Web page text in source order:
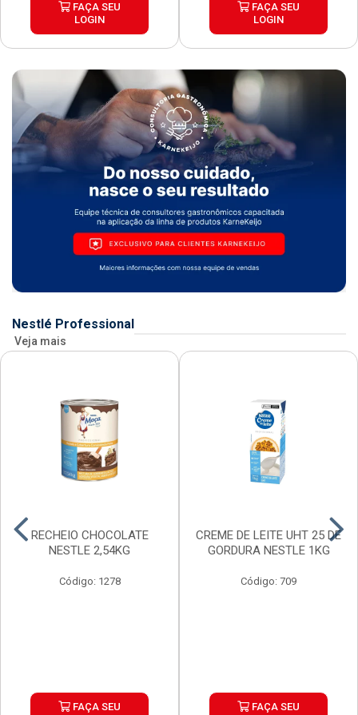
FAÇA SEU
LOGIN
FAÇA SEU
LOGIN
Nestlé Professional
Veja mais
RECHEIO CHOCOLATE
NESTLE 2,54KG
Código: 1278
FAÇA SEU
CREME DE LEITE UHT 25 DE
GORDURA NESTLE 1KG
Código: 709
FAÇA SEU